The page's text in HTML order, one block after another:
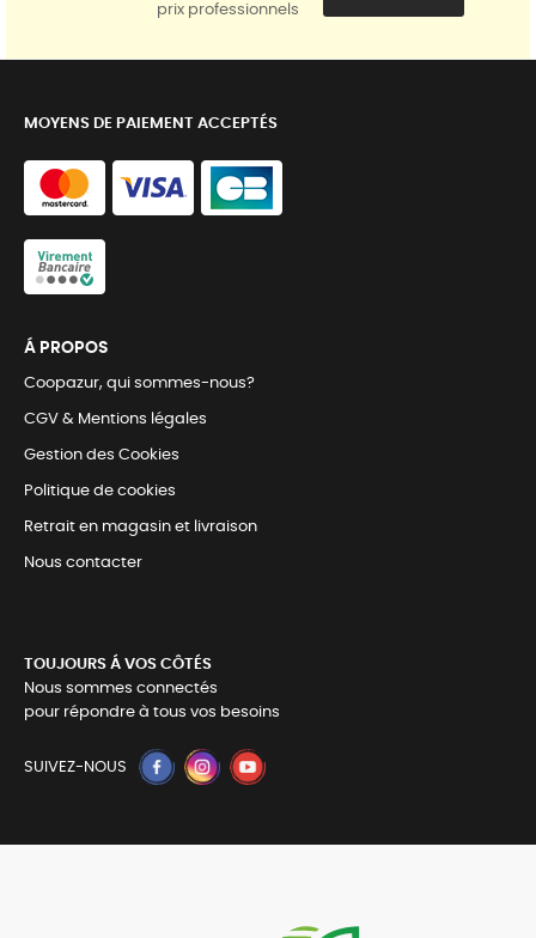
prix professionnels
MOYENS DE PAIEMENT ACCEPTÉS
Á PROPOS
Coopazur, qui sommes-nous?
CGV & Mentions légales
Gestion des Cookies
Politique de cookies
Retrait en magasin et livraison
Nous contacter
TOUJOURS Á VOS CÔTÉS
Nous sommes connectés
pour répondre à tous vos besoins
SUIVEZ-NOUS